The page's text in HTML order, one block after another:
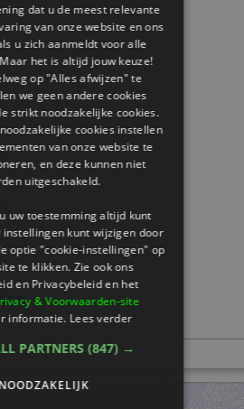
dat u de meest relevante
van onze website en ons
u zich aanmeldt voor alle
het is altijd jouw keuze!
op "Alles afwijzen" te
we geen andere cookies
strikt noodzakelijke cookies.
cookies instellen
van onze website te
en deze kunnen niet
uitgeschakeld.
uw toestemming altijd kunt
kunt wijzigen door
optie "cookie-instellingen" op
te klikken. Zie ook ons
en Privacybeleid en het
& Voorwaarden-site
informatie.Lees verder
PARTNERS (847) →